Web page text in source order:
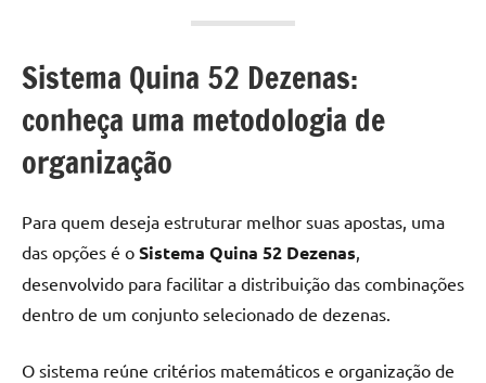
Sistema Quina 52 Dezenas:
conheça uma metodologia de
organização
Para quem deseja estruturar melhor suas apostas, uma
das opções é o Sistema Quina 52 Dezenas,
desenvolvido para facilitar a distribuição das combinações
dentro de um conjunto selecionado de dezenas.
O sistema reúne critérios matemáticos e organização de